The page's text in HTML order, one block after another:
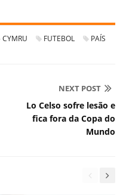
CYMRU FUTEBOL
PAÍS
NEXT POST
Lo Celso sofre lesão e
fica fora da Copa do
Mundo